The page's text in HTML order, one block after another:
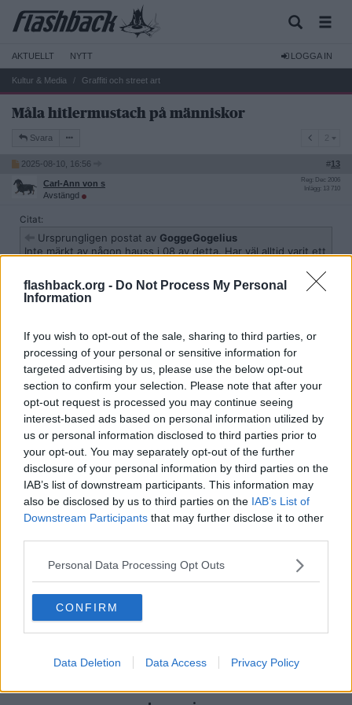
flashback.org - Do Not Process My Personal
Information
If you wish to opt-out of the sale, sharing to third parties, or
processing of your personal or sensitive information for
targeted advertising by us, please use the below opt-out
section to confirm your selection. Please note that after your
opt-out request is processed you may continue seeing
interest-based ads based on personal information utilized by
us or personal information disclosed to third parties prior to
your opt-out. You may separately opt-out of the further
disclosure of your personal information by third parties on the
IAB’s list of downstream participants. This information may
also be disclosed by us to third parties on the IAB’s List of
Downstream Participants that may further disclose it to other
Personal Data Processing Opt Outs
CONFIRM
Data Deletion Data Access Privacy Policy
AKTUELLT NYTT LOGGA IN
Kultur & Media Graffiti och street art
Måla hitlermustach på människor
Svara
2025-08-10, 16:56 #13
Carl-Ann von s
Avstängd
Reg: Dec 2006
Inlägg: 13 710
Citat:
Ursprungligen postat av GoggeGogelius
Inte märkt av någon hauss i 08 av detta. Har väl alltid varit ett
tillgänglig. Genom åren sett Hitlermustascher på kataloger,
impopulära chefer och naturligtvis på "politiska planscher".
var det en stor benderoll med JÅs ansikte på och under ansiktet
så stod det: "Mitt Europa bygger murar" och på Jimmies ansikte
hade någon kladdat dit en mustasch. Men det var ingen Hitler-
mustasch.
__________________
Senast redigerad av Carl-Ann von s 2025-08-10 kl. 16:58.
Citera
Svara
Skapa ett konto eller logga in för att
kommentera
Skapa ett konto
Det är enkelt att registrera ett nytt konto